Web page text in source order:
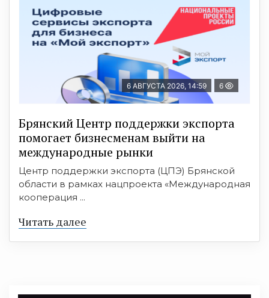
6 АВГУСТА 2026, 14:59 6
Брянский Центр поддержки экспорта
помогает бизнесменам выйти на
международные рынки
Центр поддержки экспорта (ЦПЭ) Брянской
области в рамках нацпроекта «Международная
кооперация ...
Читать далее